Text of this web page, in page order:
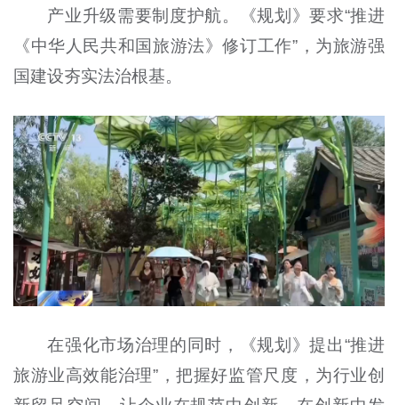
产业升级需要制度护航。《规划》要求“推进
《中华人民共和国旅游法》修订工作”，为旅游强
国建设夯实法治根基。
在强化市场治理的同时，《规划》提出“推进
旅游业高效能治理”，把握好监管尺度，为行业创